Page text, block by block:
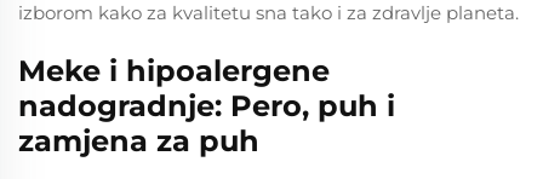
izborom kako za kvalitetu sna tako i za zdravlje planeta.
Meke i hipoalergene
nadogradnje: Pero, puh i
zamjena za puh